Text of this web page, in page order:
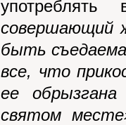
совершающий
быть
все, что
ее
святом